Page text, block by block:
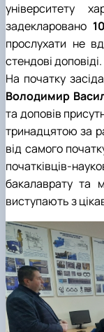
університету
задекларовано
прослухати не
стендові доповіді.
На початку
Володимир
та доповів
тринадцятою за
від самого
початківців-
бакалаврату та
виступають з